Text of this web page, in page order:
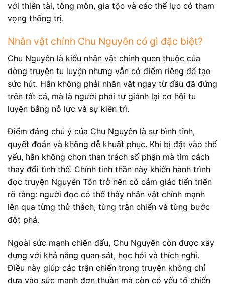
với thiên tài, tông môn, gia tộc và các thế lực có tham
vọng thống trị.
Nhân vật chính Chu Nguyên có gì đặc biệt?
Chu Nguyên là kiểu nhân vật chính quen thuộc của
dòng truyện tu luyện nhưng vẫn có điểm riêng để tạo
sức hút. Hắn không phải nhân vật ngay từ đầu đã đứng
trên tất cả, mà là người phải tự giành lại cơ hội tu
luyện bằng nỗ lực và sự kiên trì.
Điểm đáng chú ý của Chu Nguyên là sự bình tĩnh,
quyết đoán và không dễ khuất phục. Khi bị đặt vào thế
yếu, hắn không chọn than trách số phận mà tìm cách
thay đổi tình thế. Chính tinh thần này khiến hành trình
đọc truyện Nguyên Tôn trở nên có cảm giác tiến triển
rõ ràng: người đọc có thể thấy nhân vật chính mạnh
lên qua từng thử thách, từng trận chiến và từng bước
đột phá.
Ngoài sức mạnh chiến đấu, Chu Nguyên còn được xây
dựng với khả năng quan sát, học hỏi và thích nghi.
Điều này giúp các trận chiến trong truyện không chỉ
dựa vào sức mạnh đơn thuần mà còn có yếu tố chiến